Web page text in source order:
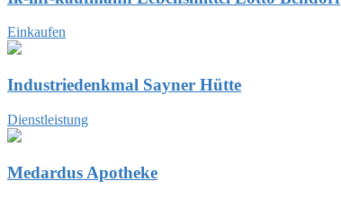
Einkaufen
Industriedenkmal Sayner Hütte
Dienstleistung
Medardus Apotheke